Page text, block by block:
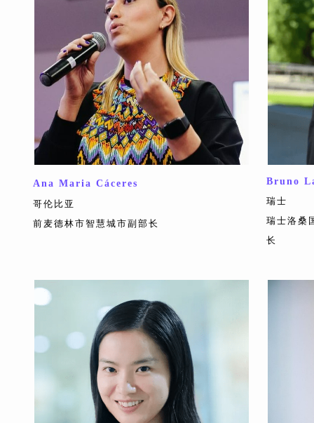
Ana Maria Cáceres
哥伦比亚
前麦德林市智慧城市副部长
Bruno
瑞士
瑞士洛桑
长